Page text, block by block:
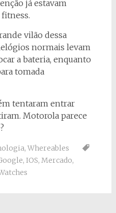
já estavam
vilão dessa
normais levam
a bateria, enquanto
tomada
tentaram entrar
Motorola parece
, Whereables
, IOS, Mercado,